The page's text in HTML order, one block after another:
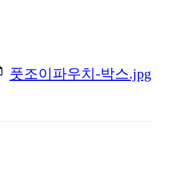
풋조이파우치-박스.jpg